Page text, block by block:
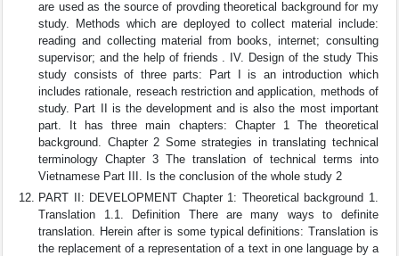
are used as the source of provding theoretical background for my
study. Methods which are deployed to collect material include:
reading and collecting material from books, internet; consulting
supervisor; and the help of friends . IV. Design of the study This
study consists of three parts: Part I is an introduction which
includes rationale, reseach restriction and application, methods of
study. Part II is the development and is also the most important
part. It has three main chapters: Chapter 1 The theoretical
background. Chapter 2 Some strategies in translating technical
terminology Chapter 3 The translation of technical terms into
Vietnamese Part III. Is the conclusion of the whole study 2
PART II: DEVELOPMENT Chapter 1: Theoretical background 1.
Translation 1.1. Definition There are many ways to definite
translation. Herein after is some typical definitions: Translation is
the replacement of a representation of a text in one language by a